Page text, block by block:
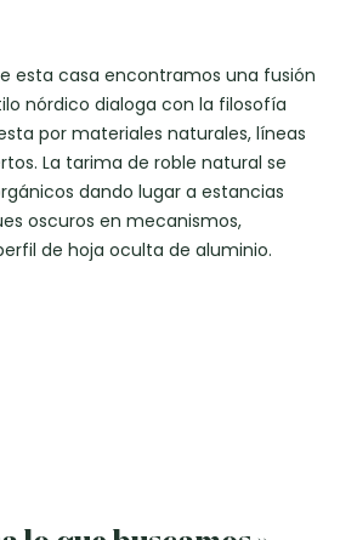
esta casa encontramos una fusión
nórdico dialoga con la filosofía
por materiales naturales, líneas
La tarima de roble natural se
dando lugar a estancias
oscuros en mecanismos,
de hoja oculta de aluminio.